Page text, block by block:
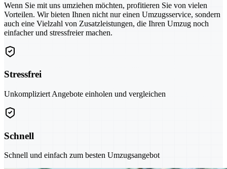
Wenn Sie mit uns umziehen möchten, profitieren Sie von vielen
Vorteilen. Wir bieten Ihnen nicht nur einen Umzugsservice, sondern
auch eine Vielzahl von Zusatzleistungen, die Ihren Umzug noch
einfacher und stressfreier machen.
Stressfrei
Unkompliziert Angebote einholen und vergleichen
Schnell
Schnell und einfach zum besten Umzugsangebot